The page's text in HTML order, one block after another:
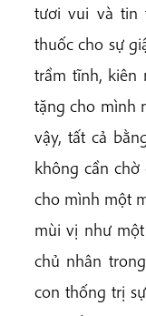
tươi vui và tin
thuốc cho sự
trầm tĩnh, kiên
tặng cho mình
vậy, tất cả
không cần
cho mình một
mùi vị như
chủ nhân
con thống trị